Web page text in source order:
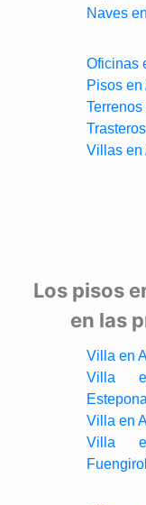
Naves
Oficinas
Pisos
Villas en
Los pisos
en las
Villa en
Villa
Estepona
Villa en
Villa